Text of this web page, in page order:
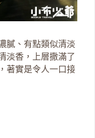
膩、有點類似清淡
淡香，上層撒滿了
著實是令人一口接